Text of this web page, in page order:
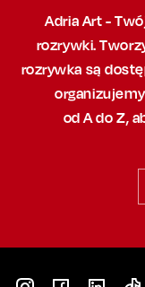
Adria Art -
rozrywki.
rozrywka są
organizujemy
od A do Z,